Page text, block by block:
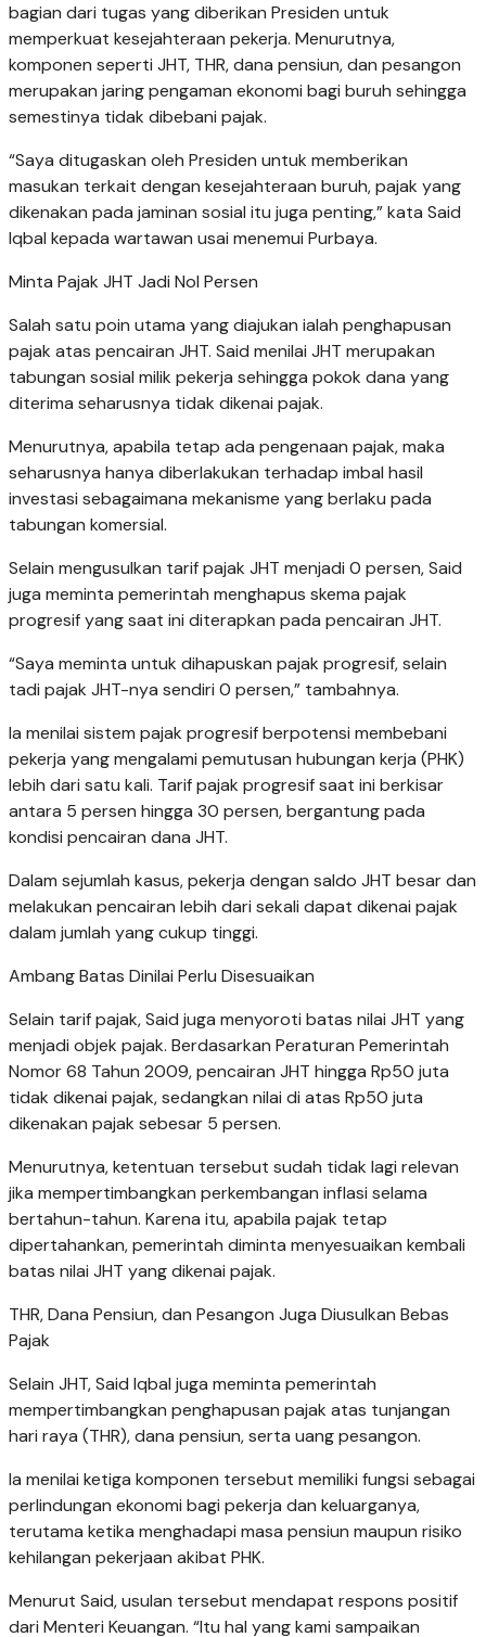
bagian dari tugas yang diberikan Presiden untuk
memperkuat kesejahteraan pekerja. Menurutnya,
komponen seperti JHT, THR, dana pensiun, dan pesangon
merupakan jaring pengaman ekonomi bagi buruh sehingga
semestinya tidak dibebani pajak.
“Saya ditugaskan oleh Presiden untuk memberikan
masukan terkait dengan kesejahteraan buruh, pajak yang
dikenakan pada jaminan sosial itu juga penting,” kata Said
Iqbal kepada wartawan usai menemui Purbaya.
Minta Pajak JHT Jadi Nol Persen
Salah satu poin utama yang diajukan ialah penghapusan
pajak atas pencairan JHT. Said menilai JHT merupakan
tabungan sosial milik pekerja sehingga pokok dana yang
diterima seharusnya tidak dikenai pajak.
Menurutnya, apabila tetap ada pengenaan pajak, maka
seharusnya hanya diberlakukan terhadap imbal hasil
investasi sebagaimana mekanisme yang berlaku pada
tabungan komersial.
Selain mengusulkan tarif pajak JHT menjadi 0 persen, Said
juga meminta pemerintah menghapus skema pajak
progresif yang saat ini diterapkan pada pencairan JHT.
“Saya meminta untuk dihapuskan pajak progresif, selain
tadi pajak JHT-nya sendiri 0 persen,” tambahnya.
Ia menilai sistem pajak progresif berpotensi membebani
pekerja yang mengalami pemutusan hubungan kerja (PHK)
lebih dari satu kali. Tarif pajak progresif saat ini berkisar
antara 5 persen hingga 30 persen, bergantung pada
kondisi pencairan dana JHT.
Dalam sejumlah kasus, pekerja dengan saldo JHT besar dan
melakukan pencairan lebih dari sekali dapat dikenai pajak
dalam jumlah yang cukup tinggi.
Ambang Batas Dinilai Perlu Disesuaikan
Selain tarif pajak, Said juga menyoroti batas nilai JHT yang
menjadi objek pajak. Berdasarkan Peraturan Pemerintah
Nomor 68 Tahun 2009, pencairan JHT hingga Rp50 juta
tidak dikenai pajak, sedangkan nilai di atas Rp50 juta
dikenakan pajak sebesar 5 persen.
Menurutnya, ketentuan tersebut sudah tidak lagi relevan
jika mempertimbangkan perkembangan inflasi selama
bertahun-tahun. Karena itu, apabila pajak tetap
dipertahankan, pemerintah diminta menyesuaikan kembali
batas nilai JHT yang dikenai pajak.
THR, Dana Pensiun, dan Pesangon Juga Diusulkan Bebas
Pajak
Selain JHT, Said Iqbal juga meminta pemerintah
mempertimbangkan penghapusan pajak atas tunjangan
hari raya (THR), dana pensiun, serta uang pesangon.
Ia menilai ketiga komponen tersebut memiliki fungsi sebagai
perlindungan ekonomi bagi pekerja dan keluarganya,
terutama ketika menghadapi masa pensiun maupun risiko
kehilangan pekerjaan akibat PHK.
Menurut Said, usulan tersebut mendapat respons positif
dari Menteri Keuangan. “Itu hal yang kami sampaikan